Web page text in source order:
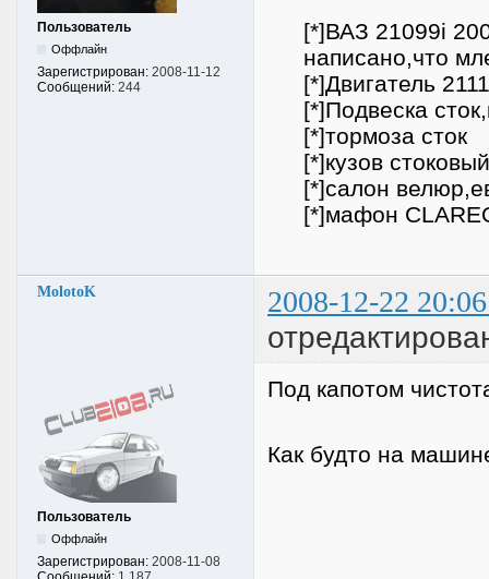
Пользователь
Оффлайн
Зарегистрирован: 2008-11-12
Сообщений: 244
[*]ВАЗ 21099i
написано,что
[*]Двигатель
[*]Подвеска
[*]тормоза сток
[*]кузов стоковый
[*]салон
[*]мафон
MolotoK 2008-12-22
Пользователь
Оффлайн
Зарегистрирован: 2008-11-08
Под капотом
Как будто на